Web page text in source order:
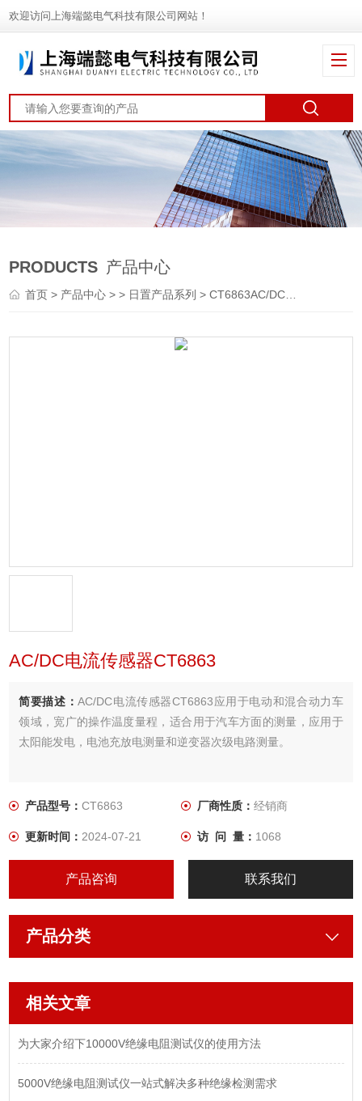
欢迎访问上海端懿电气科技有限公司网站！
PRODUCTS 产品中心
首页> 产品中心 > > 日置产品系列 > CT6863AC/DC电流传感器CT6863
AC/DC电流传感器CT6863
简要描述：AC/DC电流传感器CT6863应用于电动和混合动力车
领域，宽广的操作温度量程，适合用于汽车方面的测量，应用于
太阳能发电，电池充放电测量和逆变器次级电路测量。
产品型号：CT6863 厂商性质： 经销商
更新时间：2024-07-21 访 问 量： 1068
产品咨询 联系我们
产品分类
相关文章
为大家介绍下10000V绝缘电阻测试仪的使用方法
5000V绝缘电阻测试仪一站式解决多种绝缘检测需求